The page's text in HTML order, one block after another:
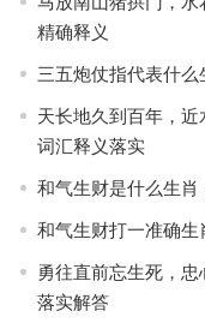
精确释义
三五炮仗指代表什
天长地久到百年，
词汇释义落实
和气生财是什么生
和气生财打一准确生
勇往直前忘生死，
落实解答